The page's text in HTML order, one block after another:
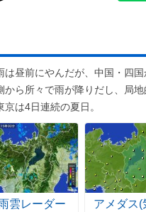
昼前にやんだが、中国・四
ら所々で雨が降りだし、局
は4日連続の夏日。
雲レーダー アメダス(